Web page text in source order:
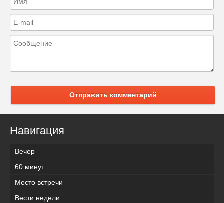
Отправить комментарий
Навигация
Вечер
60 минут
Место встречи
Вести недели